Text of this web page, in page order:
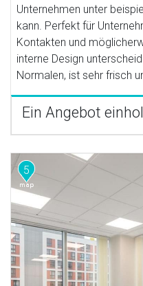
Unternehmen unter
kann. Perfekt für
Kontakten und
interne Design
Normalen, ist sehr frisch
Ein Angebot
5